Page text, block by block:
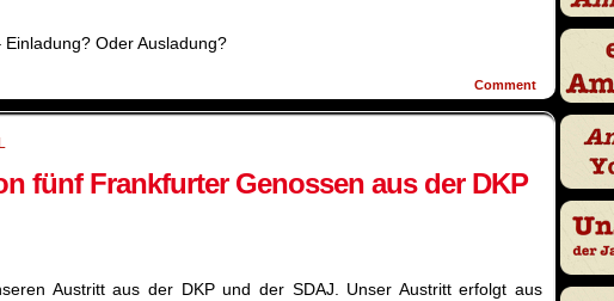
Einladung? Oder Ausladung?
Comment
fünf Frankfurter Genossen aus der DKP
Austritt aus der DKP und der SDAJ. Unser Austritt erfolgt aus